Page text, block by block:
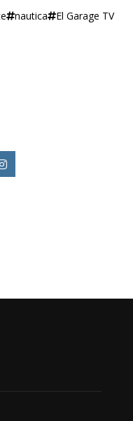
nautica El Garage TV
Instagram